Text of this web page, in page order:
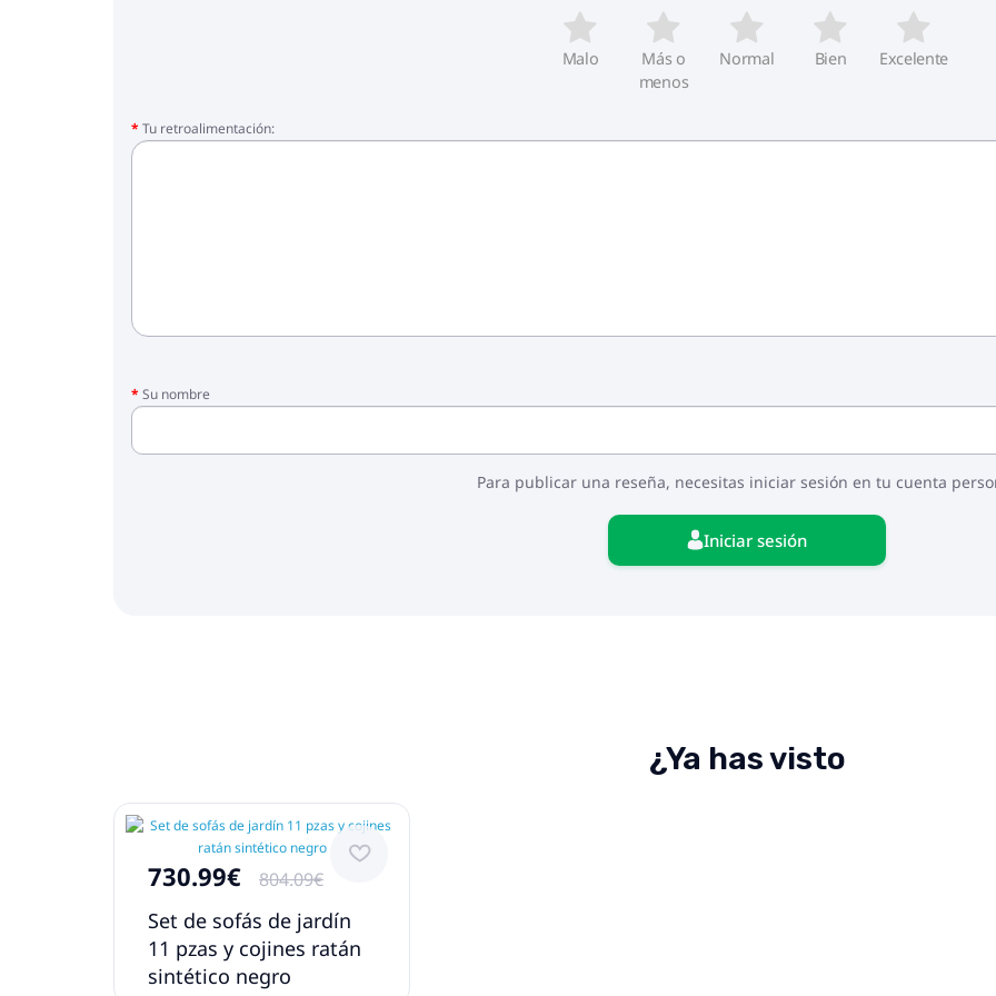
Malo
Más o
menos
Normal Bien Excelente
Tu retroalimentación:
Su nombre
Para publicar una reseña, necesitas iniciar sesión en tu cuenta
Iniciar sesión
¿Ya has visto
730.99€ 804.09€
Set de sofás de jardín
11 pzas y cojines ratán
sintético negro